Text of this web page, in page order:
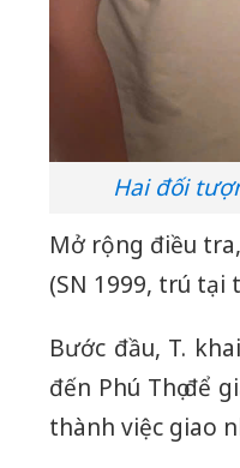
Hai đối
Mở rộng điều
(SN 1999, trú tại
Bước đầu, T.
đến Phú Thọ để
thành việc giao